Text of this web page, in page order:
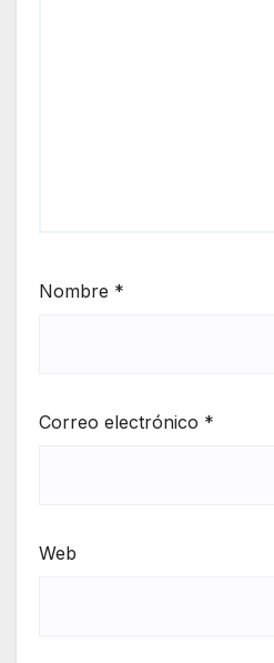
Nombre *
Correo electrónico *
Web